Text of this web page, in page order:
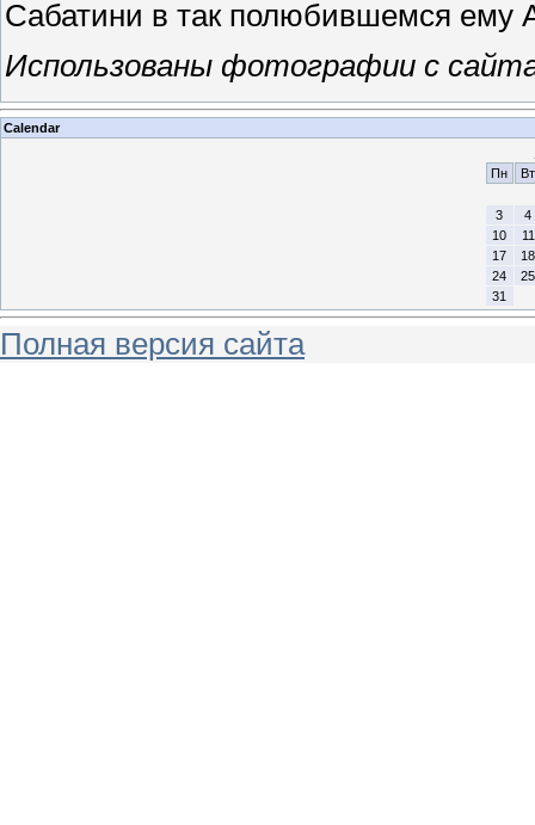
Сабатини в так полюбившемся ему
Использованы фотографии с
Calendar
Пн
Вт
3
4
10
11
17
18
24
25
31
Полная версия сайта